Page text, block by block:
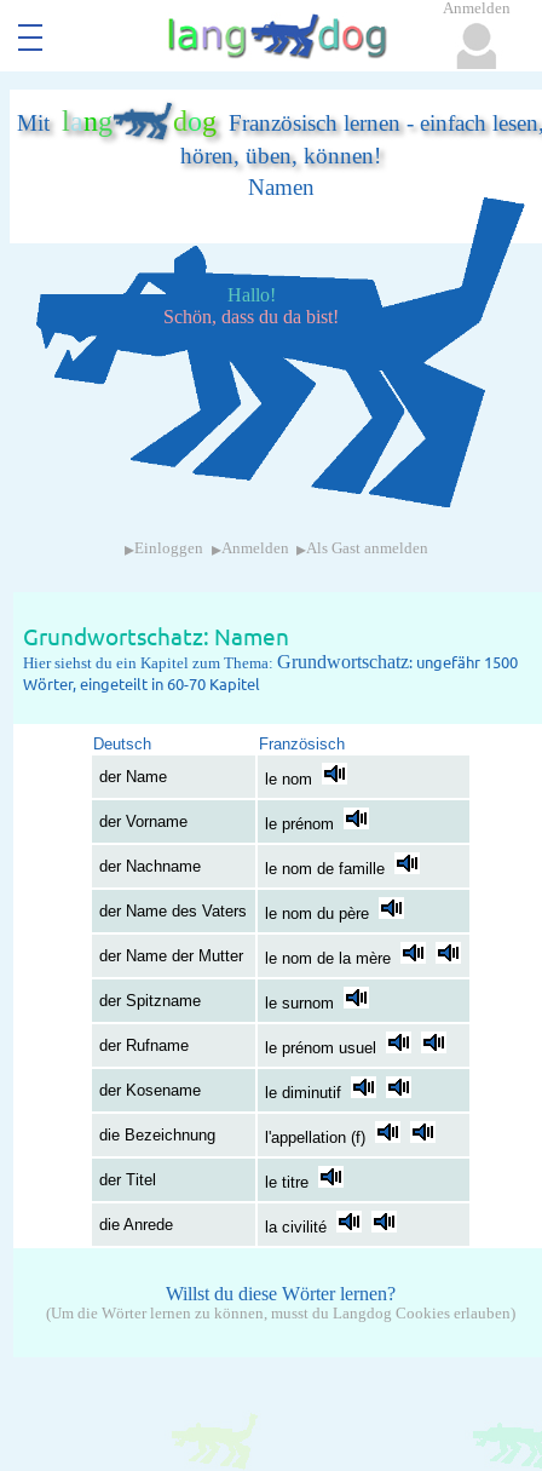
Mit lang dogFranzösisch lernen - einfach
hören, üben, können!
Namen
Hallo!
Schön, dass du da bist!
▸ Einloggen ▸Anmelden ▸Als Gast anmelden
Grundwortschatz: Namen
Hier siehst du ein Kapitel zum Thema:Grundwortschatz: ungefähr 1500
Wörter, eingeteilt in 60-70 Kapitel
Deutsch
Französisch
der Name
le nom
der Vorname le prénom
der Nachname le nom de famille
der Name des Vaters le nom du père
der Name der Mutter le nom de la mère
der Spitzname le surnom
der Rufname le prénom usuel
der Kosename le diminutif
die Bezeichnung l'appellation (f)
der Titel le titre
die Anrede la civilité
Willst du diese Wörter lernen?
(Um die Wörter lernen zu können, musst du Langdog Cookies erlauben)
Anmelden